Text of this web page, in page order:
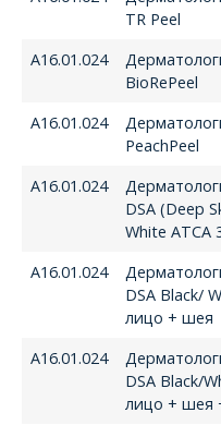
TR Peel
А16.01.024
BioRePeel
А16.01.024
PeachPeel
А16.01.024
DSA (Deep
White ATCA
А16.01.024
DSA Black/
лицо + шея
А16.01.024
DSA Black/
лицо + шея